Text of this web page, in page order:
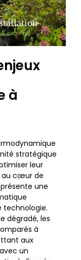
à
stratégique
leur
au cœur de
une
dégradé, les
à
aux
un